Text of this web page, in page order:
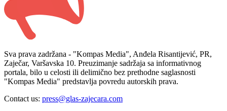
Sva prava zadržana - "Kompas Media", Anđela Risantijević, PR,
Zaječar, Varšavska 10. Preuzimanje sadržaja sa informativnog
portala, bilo u celosti ili delimično bez prethodne saglasnosti
"Kompas Media" predstavlja povredu autorskih prava.
Contact us: press@glas-zajecara.com